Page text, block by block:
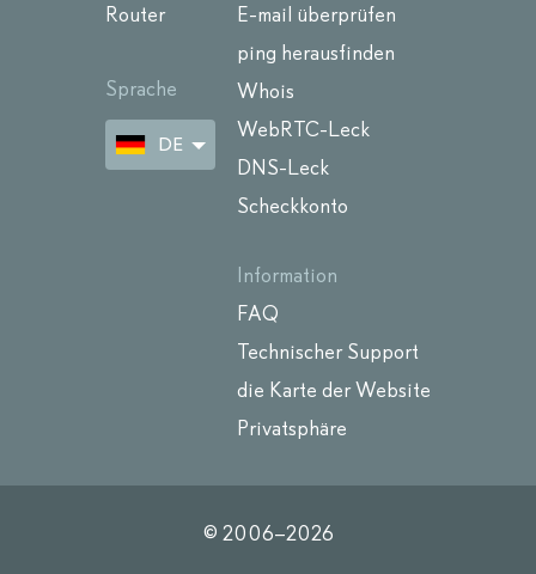
Router
Sprache
DE
E-mail überprüfen
ping herausfinden
Whois
WebRTC-Leck
DNS-Leck
Scheckkonto
Information
FAQ
Technischer Support
die Karte der Website
Privatsphäre
© 2006–2026